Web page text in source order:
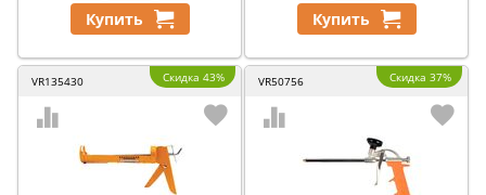
Купить Купить
VR135430 Скидка 43% VR50756 Скидка 37%